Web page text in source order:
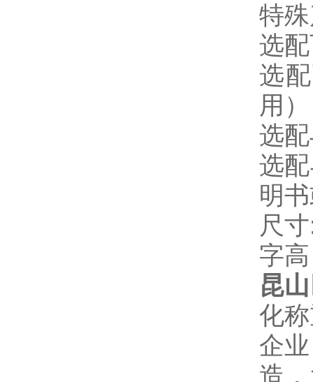
特
选
选
用）
选
选
明
尺
字
昆
化
企
造